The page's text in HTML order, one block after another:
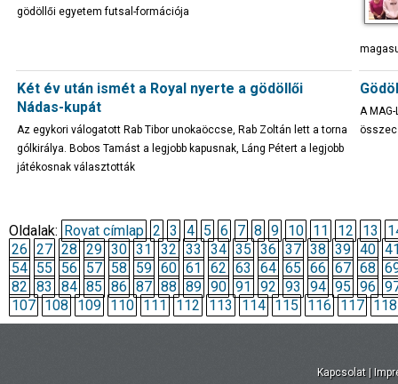
gödöllői egyetem futsal-formációja
Két év után ismét a Royal nyerte a gödöllői
Nádas-kupát
Az egykori válogatott Rab Tibor unokaöccse, Rab Zoltán lett a torna
gólkirálya. Bobos Tamást a legjobb kapusnak, Láng Pétert a legjobb
játékosnak választották
A
Oldalak: Rovat címlap 2 3 4 5 6 7 8 9 10 11 12 13
26 27 28 29 30 31 32 33 34 35 36 37 38 39 40
54 55 56 57 58 59 60 61 62 63 64 65 66 67 68
82 83 84 85 86 87 88 89 90 91 92 93 94 95 96
107 108 109 110 111 112 113 114 115 116 117 118
Kapcsolat |